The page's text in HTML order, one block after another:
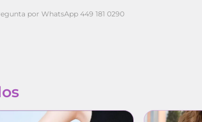
por WhatsApp 449 181 0290